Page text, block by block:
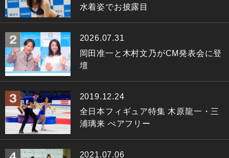
水着姿でお披露目
2026.07.31
岡田准一と木村文乃がCM発表会に登
壇
2019.12.24
全日本フィギュア特集 木原龍一・三
浦璃来 ぺアフリー
2021.07.06